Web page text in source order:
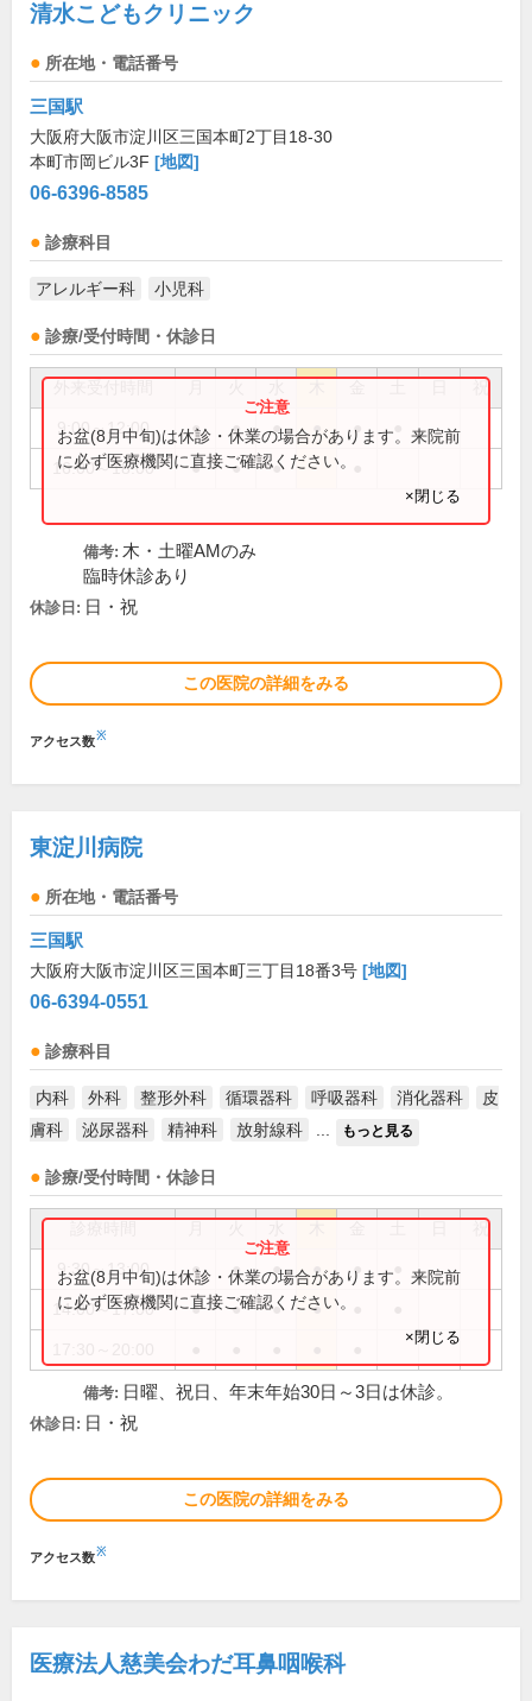
清水こどもクリニック
所在地・電話番号
三国駅
大阪府大阪市淀川区三国本町2丁目18-30
本町市岡ビル3F [地図]
06-6396-8585
診療科目
アレルギー科 小児科
診療/受付時間・休診日
祝
9:00～12:00 ● ● ● ● ●
16:00～18:00 ● ● ●
お盆(8月中旬)は休診・休業の場合があります。来院前
に必ず医療機関に直接ご確認ください。
×閉じる
備考: 木・土曜AMのみ
臨時休診あり
休診日: 日・祝
この医院の詳細をみる
アクセス数※
東淀川病院
所在地・電話番号
三国駅
大阪府大阪市淀川区三国本町三丁目18番3号 [地図]
06-6394-0551
診療科目
内科 外科 整形外科 循環器科 呼吸器科 消化器科
皮
膚科
泌尿器科 精神科 放射線科 もっと見る
診療/受付時間・休診日
祝
9:30～13:00 ● ● ● ● ●
14:00～17:00 ● ● ● ●
お盆(8月中旬)は休診・休業の場合があります。来院前
に必ず医療機関に直接ご確認ください。
×閉じる
備考: 日曜、祝日、年末年始30日～3日は休診。
休診日: 日・祝
この医院の詳細をみる
アクセス数※
医療法人慈美会わだ耳鼻咽喉科